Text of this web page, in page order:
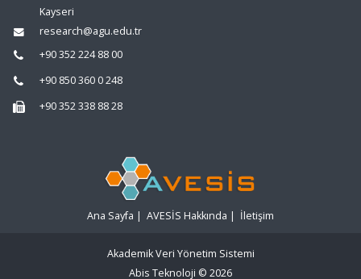
Kayseri
research@agu.edu.tr
+90 352 224 88 00
+90 850 360 0 248
+90 352 338 88 28
Ana Sayfa | AVESİS Hakkında | İletişim
Akademik Veri Yönetim Sistemi
Abis Teknoloji © 2026